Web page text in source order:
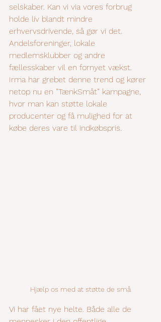
selskaber. Kan vi via vores forbrug
holde liv blandt mindre
erhvervsdrivende, så gør vi det.
Andelsforeninger, lokale
medlemsklubber og andre
fællesskaber vil en fornyet vækst.
Irma har grebet denne trend og kører
netop nu en ”TænkSmåt” kampagne,
hvor man kan støtte lokale
producenter og få mulighed for at
købe deres vare til indkøbspris.
Hjælp os med at støtte de små
Vi har fået nye helte. Både alle de